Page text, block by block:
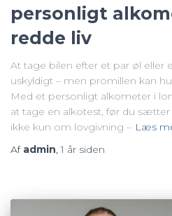
personligt
redde liv
At tage bilen efter et par øl eller
uskyldigt – men promillen kan
Med et personligt alkometer i
at tage en alkotest, før du
ikke kun om lovgivning – Læs
Af admin,1 år siden